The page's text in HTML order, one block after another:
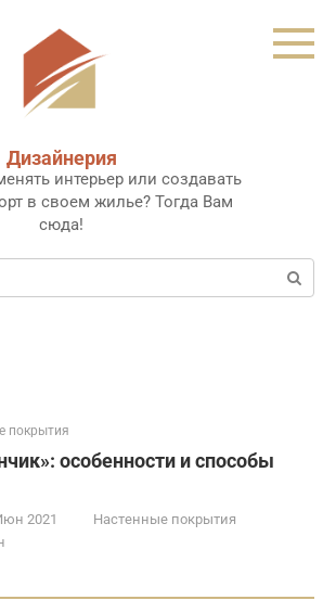
Дизайнерия
интерьер или создавать
в своем жилье? Тогда Вам
сюда!
покрытия
особенности и способы
2021
Настенные покрытия